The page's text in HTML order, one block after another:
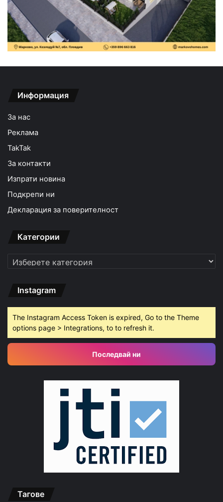
Информация
За нас
Реклама
TakTak
За контакти
Изпрати новина
Подкрепи ни
Декларация за поверителност
Категории
Категории
Instagram
The Instagram Access Token is expired, Go to the Theme
options page > Integrations, to to refresh it.
Последвай ни
Тагове